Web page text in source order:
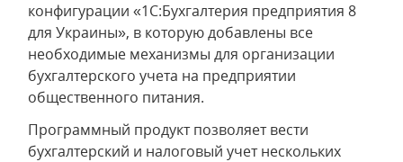
конфигурации «1С:Бухгалтерия предприятия 8
для Украины», в которую добавлены все
необходимые механизмы для организации
бухгалтерского учета на предприятии
общественного питания.
Программный продукт позволяет вести
бухгалтерский и налоговый учет нескольких